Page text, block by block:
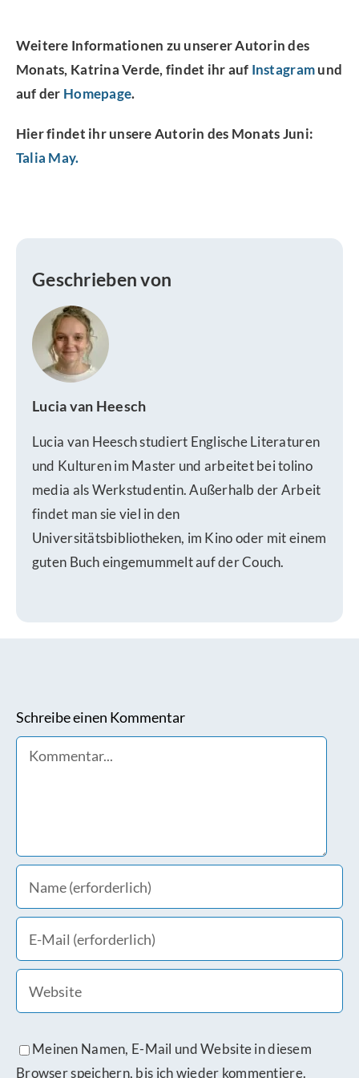
Weitere Informationen zu unserer Autorin des
Monats, Katrina Verde, findet ihr auf Instagramund
auf der Homepage.
Hier findet ihr unsereAutorin des Monats Juni:
Talia May.
Geschrieben von
Lucia van Heesch
Lucia van Heesch studiert Englische Literaturen
und Kulturen im Master und arbeitet bei tolino
media als Werkstudentin. Außerhalb der Arbeit
findet man sie viel in den
Universitätsbibliotheken, im Kino oder mit einem
guten Buch eingemummelt auf der Couch.
Schreibe einen Kommentar
Comment
Meinen Namen, E-Mail und Website in diesem
Browser speichern, bis ich wieder kommentiere.